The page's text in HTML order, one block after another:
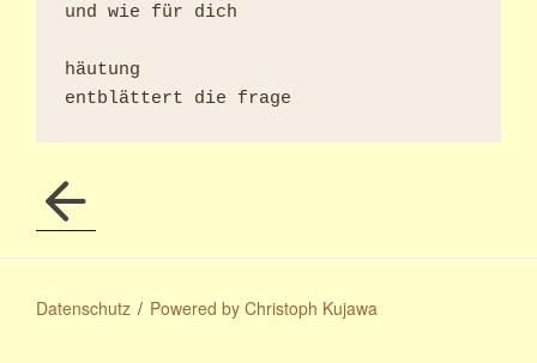
und wie für dich
häutung
Datenschutz Powered by Christoph Kujawa